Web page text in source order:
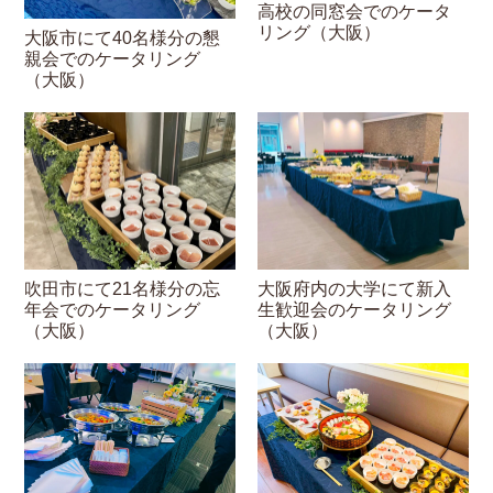
大阪市にて40名様分の懇
親会でのケータリング
（大阪）
高校の同窓会でのケータ
リング（大阪）
吹田市にて21名様分の忘
年会でのケータリング
（大阪）
大阪府内の大学にて新入
生歓迎会のケータリング
（大阪）